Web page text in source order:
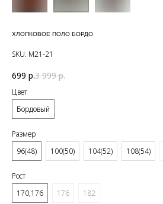
ХЛОПКОВОЕ ПОЛО БОРДО
SKU: М21-21
699 р.3 999 р.
Цвет
Бордовый
Размер
96(48)
100(50) 104(52) 108(54)
Рост
170,176
176 182